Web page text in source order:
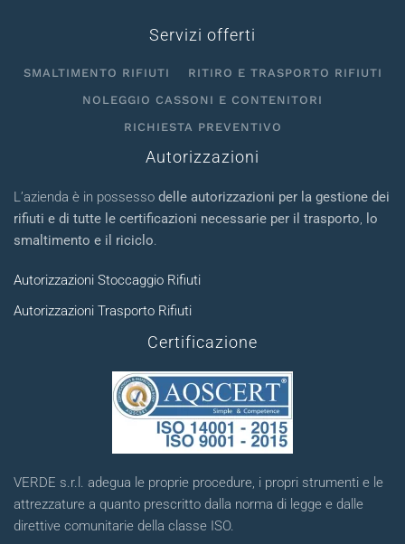
Servizi offerti
SMALTIMENTO RIFIUTI
RITIRO E TRASPORTO RIFIUTI
NOLEGGIO CASSONI E CONTENITORI
RICHIESTA PREVENTIVO
Autorizzazioni
L’azienda è in possesso delle autorizzazioni per la gestione dei
rifiuti e di tutte le certificazioni necessarie per il trasporto, lo
smaltimento e il riciclo.
Autorizzazioni Stoccaggio Rifiuti
Autorizzazioni Trasporto Rifiuti
Certificazione
VERDE s.r.l. adegua le proprie procedure, i propri strumenti e le
attrezzature a quanto prescritto dalla norma di legge e dalle
direttive comunitarie della classe ISO.